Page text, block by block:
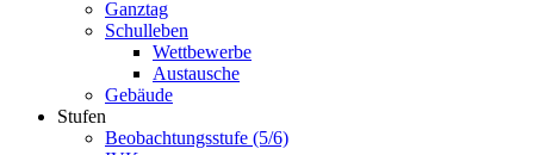
Ganztag
Schulleben
Wettbewerbe
Austausche
Gebäude
Stufen
Beobachtungsstufe (5/6)